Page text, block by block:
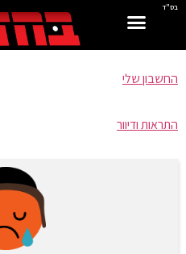
בס"ד
החשבון שלי
התראות ודיוור